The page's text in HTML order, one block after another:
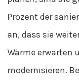
Prozent der
an, dass sie
Wärme erwarten
modernisieren.